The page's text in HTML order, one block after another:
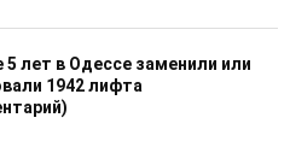
5 лет в Одессе заменили или
1942 лифта